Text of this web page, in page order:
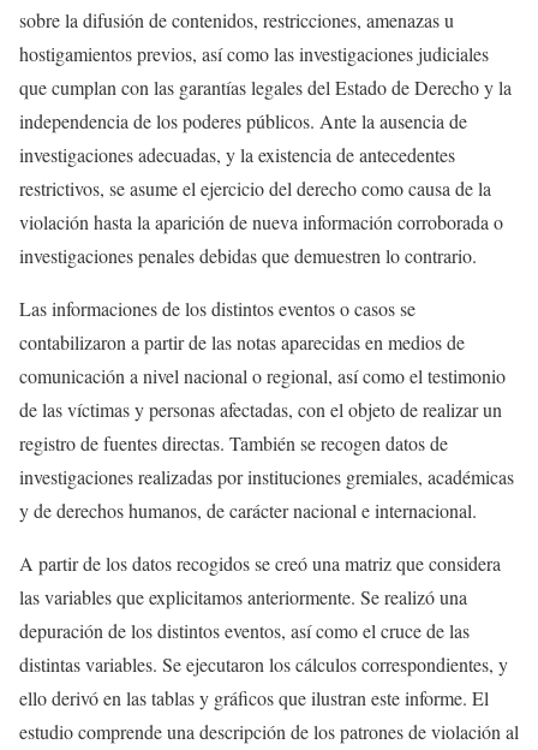
sobre la difusión de contenidos, restricciones, amenazas u
hostigamientos previos, así como las investigaciones judiciales
que cumplan con las garantías legales del Estado de Derecho y la
independencia de los poderes públicos. Ante la ausencia de
investigaciones adecuadas, y la existencia de antecedentes
restrictivos, se asume el ejercicio del derecho como causa de la
violación hasta la aparición de nueva información corroborada o
investigaciones penales debidas que demuestren lo contrario.
Las informaciones de los distintos eventos o casos se
contabilizaron a partir de las notas aparecidas en medios de
comunicación a nivel nacional o regional, así como el testimonio
de las víctimas y personas afectadas, con el objeto de realizar un
registro de fuentes directas. También se recogen datos de
investigaciones realizadas por instituciones gremiales, académicas
y de derechos humanos, de carácter nacional e internacional.
A partir de los datos recogidos se creó una matriz que considera
las variables que explicitamos anteriormente. Se realizó una
depuración de los distintos eventos, así como el cruce de las
distintas variables. Se ejecutaron los cálculos correspondientes, y
ello derivó en las tablas y gráficos que ilustran este informe. El
estudio comprende una descripción de los patrones de violación al